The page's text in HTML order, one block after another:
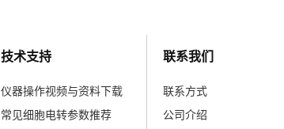
技术支持
仪器操作视频与资料下载
常见细胞电转参数推荐
联系我们
联系方式
公司介绍